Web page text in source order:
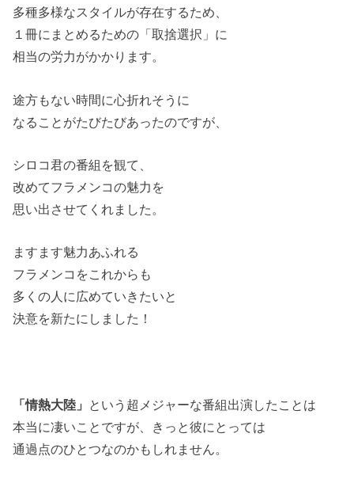
多種多様なスタイルが存在するため、
１冊にまとめるための「取捨選択」に
相当の労力がかかります。
途方もない時間に心折れそうに
なることがたびたびあったのですが、
シロコ君の番組を観て、
改めてフラメンコの魅力を
思い出させてくれました。
ますます魅力あふれる
フラメンコをこれからも
多くの人に広めていきたいと
決意を新たにしました！
「情熱大陸」 という超メジャーな番組出演したことは
本当に凄いことですが、きっと彼にとっては
通過点のひとつなのかもしれません。